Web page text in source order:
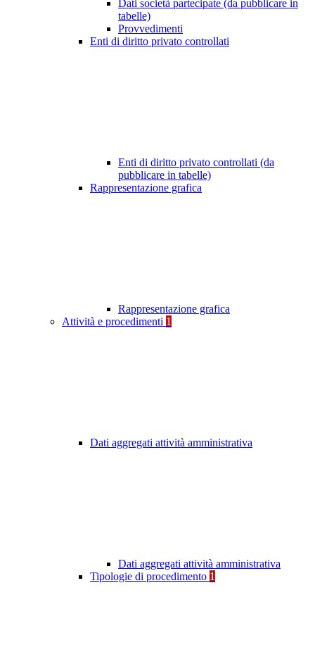
Dati società partecipate (da pubblicare in
tabelle)
Provvedimenti
Enti di diritto privato controllati
Enti di diritto privato controllati (da
pubblicare in tabelle)
Rappresentazione grafica
Rappresentazione grafica
Attività e procedimenti 1
Dati aggregati attività amministrativa
Dati aggregati attività amministrativa
Tipologie di procedimento 1